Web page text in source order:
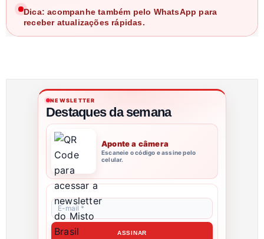
Dica: acompanhe também pelo WhatsApp para
receber atualizações rápidas.
NEWSLETTER
Destaques da semana
Aponte a câmera
Escaneie o código e assine pelo
celular.